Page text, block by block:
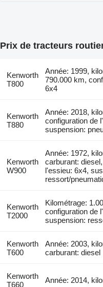
Prix de tracteurs
Kenworth
T800
Année: 1999,
790.000 km,
6x4
Kenworth
T880
Année: 2018,
configuration de
suspension:
Kenworth
W900
Année: 1972,
carburant:
l'essieu: 6x4,
ressort/
Kenworth
T2000
Kilométrage:
configuration de
suspension:
Kenworth
T600
Année: 2003,
carburant: diesel
Kenworth
T660
Année: 2014,